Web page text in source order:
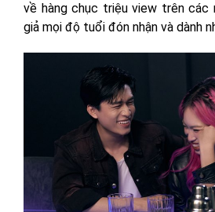
về hàng chục triệu view trên các
giả mọi độ tuổi đón nhận và dành